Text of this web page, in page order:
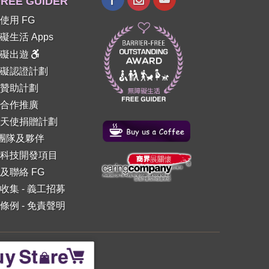
用 FG
生活 Apps
出遊
認證計劃
助計劃
作推廣
使捐贈計劃
隊及夥伴
技開發項目
聯絡 FG
集- 義工招募
例 - 免責聲明